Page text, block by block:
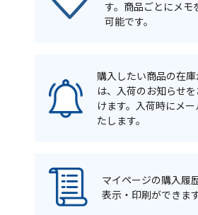
す。商品ごとにメモ
可能です。
購入したい商品の在
は、入荷のお知らせ
けます。入荷時にメ
たします。
マイページの購入履
表示・印刷ができます